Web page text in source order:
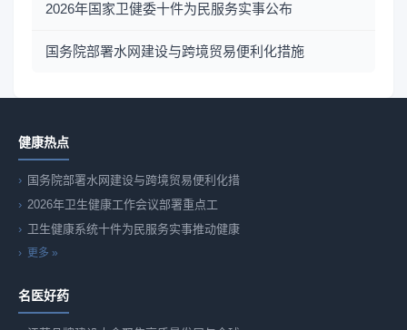
2026年国家卫健委十件为民服务实事公布
国务院部署水网建设与跨境贸易便利化措施
健康热点
国务院部署水网建设与跨境贸易便利化措
2026年卫生健康工作会议部署重点工
卫生健康系统十件为民服务实事推动健康
更多 »
名医好药